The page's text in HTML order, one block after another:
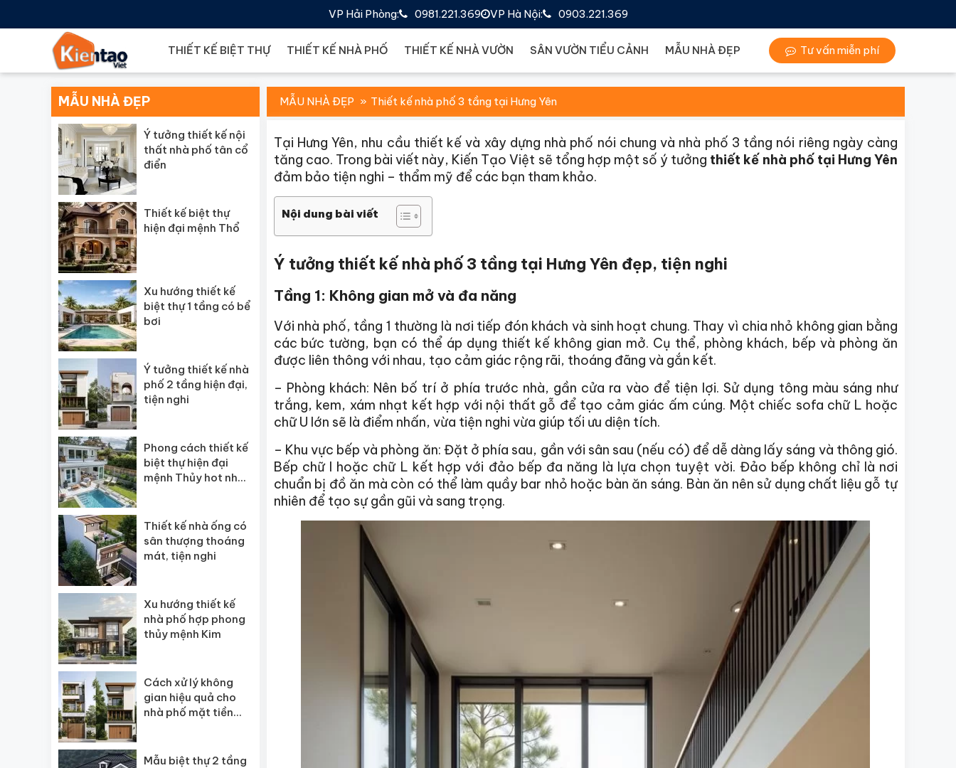
VP Hà Nội: 0903.221.369
VP Hải Phòng: 0981.221.369
THIẾT KẾ BIỆT THỰ THIẾT KẾ NHÀ PHỐ THIẾT KẾ NHÀ VƯỜN SÂN VƯỜN TIỂU CẢNH MẪU NHÀ ĐẸP Tư vấn miễn phí
MẪU NHÀ ĐẸP Thiết kế nhà phố 3 tầng tại Hưng Yên
Tại Hưng Yên, nhu cầu thiết kế và xây dựng nhà phố nói chung và nhà phố 3 tầng nói riêng ngày càng
tăng cao. Trong bài viết này, Kiến Tạo Việt sẽ tổng hợp một số ý tưởng thiết kế nhà phố tại Hưng Yên
đảm bảo tiện nghi – thẩm mỹ để các bạn tham khảo.
Nội dung bài viết
Ý tưởng thiết kế nhà phố 3 tầng tại Hưng Yên đẹp, tiện nghi
Tầng 1: Không gian mở và đa năng
Với nhà phố, tầng 1 thường là nơi tiếp đón khách và sinh hoạt chung. Thay vì chia nhỏ không gian bằng
các bức tường, bạn có thể áp dụng thiết kế không gian mở. Cụ thể, phòng khách, bếp và phòng ăn
được liên thông với nhau, tạo cảm giác rộng rãi, thoáng đãng và gắn kết.
– Phòng khách: Nên bố trí ở phía trước nhà, gần cửa ra vào để tiện lợi. Sử dụng tông màu sáng như
trắng, kem, xám nhạt kết hợp với nội thất gỗ để tạo cảm giác ấm cúng. Một chiếc sofa chữ L hoặc
chữ U lớn sẽ là điểm nhấn, vừa tiện nghi vừa giúp tối ưu diện tích.
– Khu vực bếp và phòng ăn: Đặt ở phía sau, gần với sân sau (nếu có) để dễ dàng lấy sáng và thông gió.
Bếp chữ I hoặc chữ L kết hợp với đảo bếp đa năng là lựa chọn tuyệt vời. Đảo bếp không chỉ là nơi
chuẩn bị đồ ăn mà còn có thể làm quầy bar nhỏ hoặc bàn ăn sáng. Bàn ăn nên sử dụng chất liệu gỗ tự
nhiên để tạo sự gần gũi và sang trọng.
MẪU NHÀ ĐẸP
Ý tưởng thiết kế nội
thất nhà phố tân cổ
điển
Thiết kế biệt thự
hiện đại mệnh Thổ
Xu hướng thiết kế
biệt thự 1 tầng có bể
bơi
Ý tưởng thiết kế nhà
phố 2 tầng hiện đại,
tiện nghi
Phong cách thiết kế
biệt thự hiện đại
mệnh Thủy hot nhất
Thiết kế nhà ống có
sân thượng thoáng
mát, tiện nghi
Xu hướng thiết kế
nhà phố hợp phong
thủy mệnh Kim
Cách xử lý không
gian hiệu quả cho
nhà phố mặt tiền
Mẫu biệt thự 2 tầng